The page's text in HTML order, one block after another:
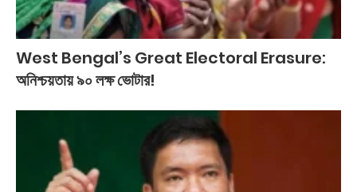
West Bengal’s Great Electoral Erasure:
অনিশ্চয়তায় ৯০ লক্ষ ভোটার!